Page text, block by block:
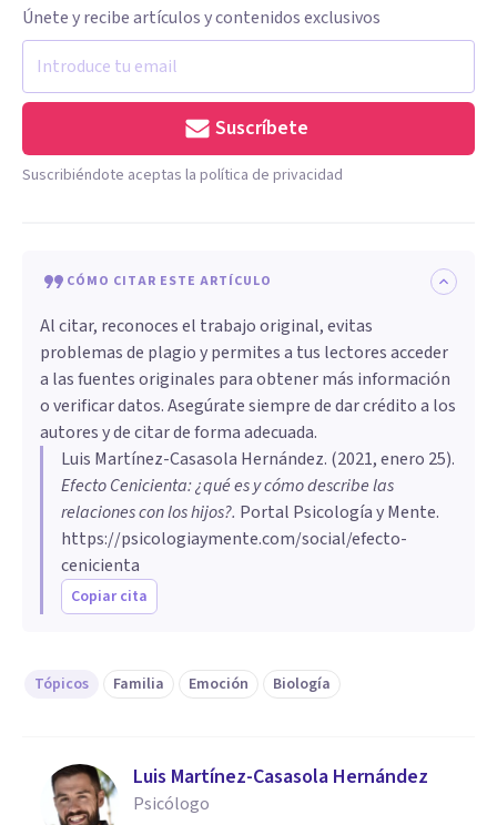
Únete y recibe artículos y contenidos exclusivos
Suscríbete
Suscribiéndote aceptas la política de privacidad
CÓMO CITAR ESTE ARTÍCULO
Al citar, reconoces el trabajo original, evitas
problemas de plagio y permites a tus lectores acceder
a las fuentes originales para obtener más información
o verificar datos. Asegúrate siempre de dar crédito a los
autores y de citar de forma adecuada.
Luis Martínez-Casasola Hernández. (2021, enero 25).
Efecto Cenicienta: ¿qué es y cómo describe las
relaciones con los hijos?. Portal Psicología y Mente.
https://psicologiaymente.com/social/efecto-
cenicienta
Copiar cita
Tópicos Familia Emoción Biología
Luis Martínez-Casasola Hernández
Psicólogo